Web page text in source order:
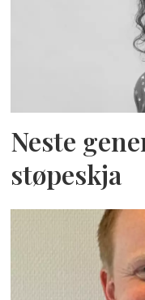
Neste
støpeskja